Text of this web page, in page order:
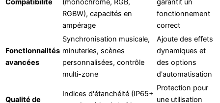
Compatibilité
(monochrome, RGB,
RGBW), capacités en
ampérage
garantit un
fonctionnement
correct
Fonctionnalités
avancées
Synchronisation musicale,
minuteries, scènes
personnalisées, contrôle
multi-zone
Ajoute des effets
dynamiques et
des options
d'automatisation
Qualité de
Indices d'étanchéité (IP65+
Protection pour
une utilisation